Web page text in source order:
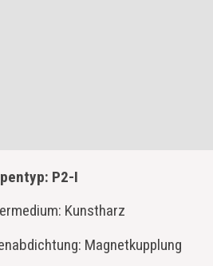
P2-I
Kunstharz
Magnetkupplung